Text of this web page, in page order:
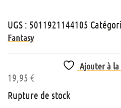
UGS : 5011921144105
Fantasy
Ajouter à la
19,95 €
Rupture de stock